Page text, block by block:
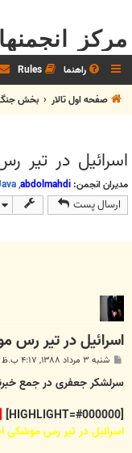
مرکز
راهنما Rules
صفحه اول تالار
بخش جنگ
اسرائیل در تیر
مدیران انجمن: abdolmahdi
,
ارسال پست
اسرائیل در تیر رس
ت
شنبه ۳ مرداد ۱۳۸۸, ۴:۱۷ ب.ظ
سرلشکر جعفری در جمع
[HIGHLIGHT=#000000]
[COLOR=#ffffff]
اسرائیل در تیر رس موشکی